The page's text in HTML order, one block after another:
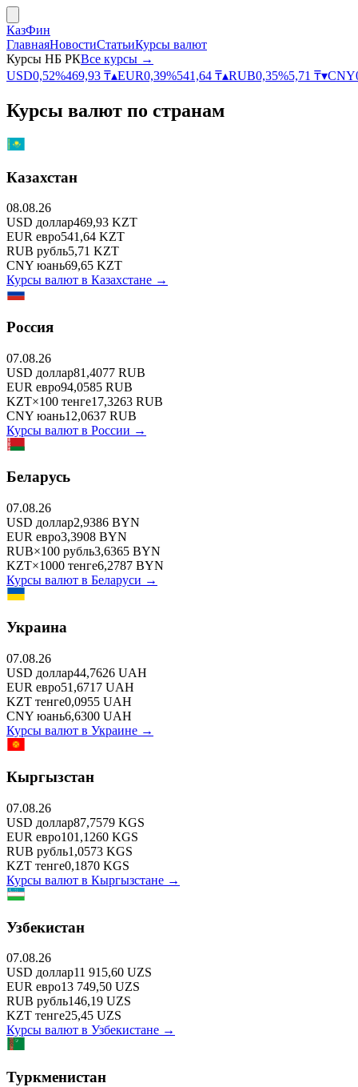
КазФин
ГлавнаяНовостиСтатьиКурсы валют
Курсы НБ РКВсе курсы →
USD0,52%469,93 ₸▴EUR0,39%541,64 ₸▴RUB0,35%5,71 ₸▾CNY
Курсы валют по странам
Казахстан
08.08.26
USD доллар469,93 KZT
EUR евро541,64 KZT
RUB рубль5,71 KZT
CNY юань69,65 KZT
Курсы валют в Казахстане →
Россия
07.08.26
USD доллар81,4077 RUB
EUR евро94,0585 RUB
KZT×100 тенге17,3263 RUB
CNY юань12,0637 RUB
Курсы валют в России →
Беларусь
07.08.26
USD доллар2,9386 BYN
EUR евро3,3908 BYN
RUB×100 рубль3,6365 BYN
KZT×1000 тенге6,2787 BYN
Курсы валют в Беларуси →
Украина
07.08.26
USD доллар44,7626 UAH
EUR евро51,6717 UAH
KZT тенге0,0955 UAH
CNY юань6,6300 UAH
Курсы валют в Украине →
Кыргызстан
07.08.26
USD доллар87,7579 KGS
EUR евро101,1260 KGS
RUB рубль1,0573 KGS
KZT тенге0,1870 KGS
Курсы валют в Кыргызстане →
Узбекистан
07.08.26
USD доллар11 915,60 UZS
EUR евро13 749,50 UZS
RUB рубль146,19 UZS
KZT тенге25,45 UZS
Курсы валют в Узбекистане →
Туркменистан